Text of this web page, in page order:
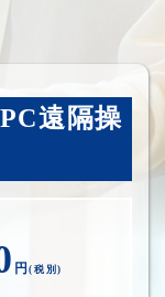
遠隔操
円(税別)